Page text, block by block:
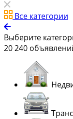
Все категории
Выберите
20 240